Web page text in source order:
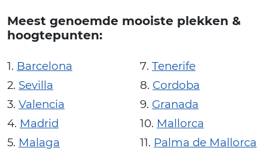
Meest genoemde mooiste plekken &
hoogtepunten:
Barcelona
Sevilla
Valencia
Madrid
Malaga
Tenerife
Cordoba
Granada
Mallorca
Palma de Mallorca